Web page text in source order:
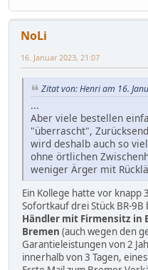
NoLi
16. Januar 2023, 21:07
Zitat von: Henri am 16.
...
Aber viele bestellen
"überrascht",
wird deshalb auch so
ohne örtlichen
weniger Ärger mit
Ein Kollege hatte vor knapp
Sofortkauf drei Stück BR-9B
Händler mit Firmensitz in
Bremen (auch wegen den
Garantieleistungen von 2
innerhalb von 3 Tagen,